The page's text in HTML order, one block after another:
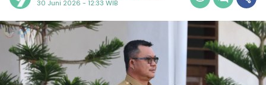
30 Juni 2026 - 12:33 WIB